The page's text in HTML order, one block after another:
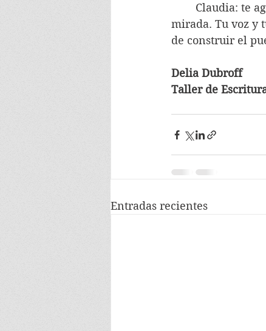
mirada. Tu voz y
de construir el
Delia Dubroff
Taller de
Entradas recientes